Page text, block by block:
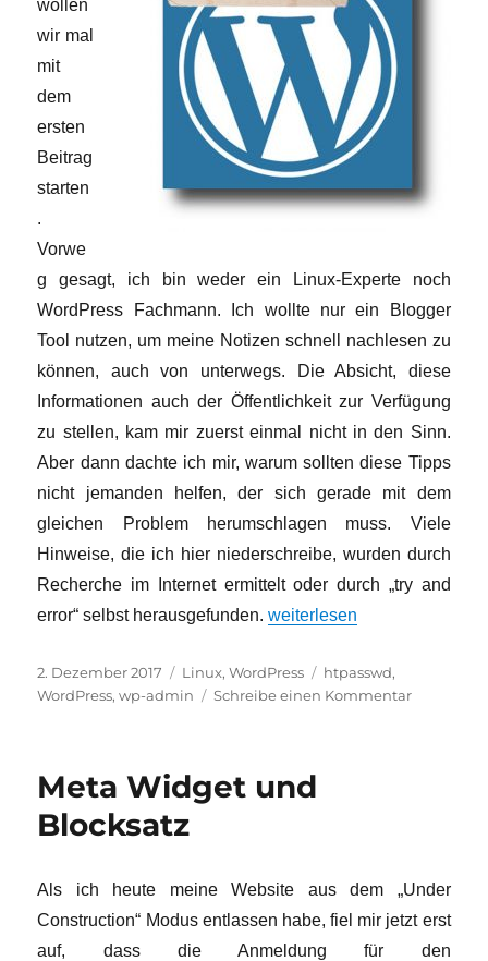
wollen
wir mal
mit
dem
ersten
Beitrag
starten
.
Vorwe
g gesagt, ich bin weder ein Linux-Experte noch
WordPress Fachmann. Ich wollte nur ein Blogger
Tool nutzen, um meine Notizen schnell nachlesen zu
können, auch von unterwegs. Die Absicht, diese
Informationen auch der Öffentlichkeit zur Verfügung
zu stellen, kam mir zuerst einmal nicht in den Sinn.
Aber dann dachte ich mir, warum sollten diese Tipps
nicht jemanden helfen, der sich gerade mit dem
gleichen Problem herumschlagen muss. Viele
Hinweise, die ich hier niederschreibe, wurden durch
Recherche im Internet ermittelt oder durch „try and
error“ selbst herausgefunden.„WordPressure oder kein
weiterlesen
Veröffentlicht
am
2. Dezember 2017 Kategorien
Linux,WordPress Schlagwörter
htpasswd,
WordPress,wp-admin Schreibe einen Kommentarzu
Meta Widget und
Blocksatz
Als ich heute meine Website aus dem „Under
Construction“ Modus entlassen habe, fiel mir jetzt erst
auf, dass die Anmeldung für den